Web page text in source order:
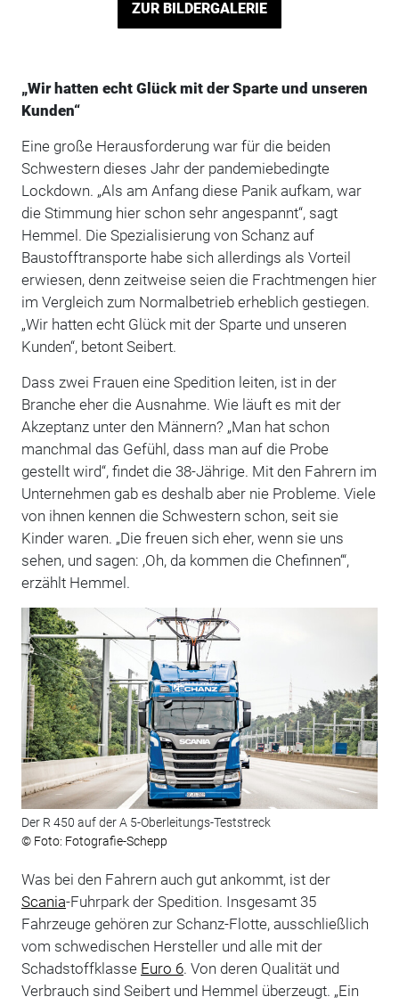
ZUR BILDERGALERIE
„Wir hatten echt Glück mit der Sparte und unseren
Kunden“
Eine große Herausforderung war für die beiden
Schwestern dieses Jahr der pandemiebedingte
Lockdown. „Als am Anfang diese Panik aufkam, war
die Stimmung hier schon sehr angespannt“, sagt
Hemmel. Die Spezialisierung von Schanz auf
Baustofftransporte habe sich allerdings als Vorteil
erwiesen, denn zeitweise seien die Frachtmengen hier
im Vergleich zum Normalbetrieb erheblich gestiegen.
„Wir hatten echt Glück mit der Sparte und unseren
Kunden“, betont Seibert.
Dass zwei Frauen eine Spedition leiten, ist in der
Branche eher die Ausnahme. Wie läuft es mit der
Akzeptanz unter den Männern? „Man hat schon
manchmal das Gefühl, dass man auf die Probe
gestellt wird“, findet die 38-Jährige. Mit den Fahrern im
Unternehmen gab es deshalb aber nie Probleme. Viele
von ihnen kennen die Schwestern schon, seit sie
Kinder waren. „Die freuen sich eher, wenn sie uns
sehen, und sagen: ‚Oh, da kommen die Chefinnen‘“,
erzählt Hemmel.
Der R 450 auf der A 5-Oberleitungs-Teststreck
© Foto: Fotografie-Schepp
Was bei den Fahrern auch gut ankommt, ist der
Scania-Fuhrpark der Spedition. Insgesamt 35
Fahrzeuge gehören zur Schanz-Flotte, ausschließlich
vom schwedischen Hersteller und alle mit der
Schadstoffklasse Euro 6. Von deren Qualität und
Verbrauch sind Seibert und Hemmel überzeugt. „Ein